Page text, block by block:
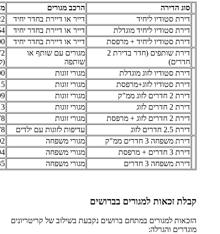
סוג הדירה הרכב מגורים
דירת סטודיו ליחיד
דייר או דיירת בחדר יחיד
₪
דירת סטודיו ליחיד מוגדלת
דייר או דיירת בחדר יחיד
₪
דירת סטודיו ליחיד + מרפסת
דייר או דיירת בחדר יחיד
₪
דירת שותפים (חדר בדירת 2
חדרים)
מגורים עם שותף או
שותפה
דירת סטודיו לזוג מוגדלת
מגורי זוגות
₪
דירת סטודיו לזוג+מרפסת
מגורי זוגות
₪
דירת 2 חדרים לזוג ממ"ק
מגורי זוגות
₪
דירת 2 חדרים לזוג
מגורי זוגות
₪
דירת 2 חדרים לזוג + מרפסת
מגורי זוגות
₪
דירת 2.5 חדרים לזוג
עדיפות לזוגות עם ילדים
₪
דירת משפחה 3 חדרים ממ"ק
מגורי משפחה
₪
דירת 3 חדרים + מרפסת
מגורי משפחה
₪
דירת משפחה 3 חדרים
מגורי משפחה ₪
קבלת זכאות למגורים בברושים
הזכאות למגורים במתחם ברושים נקבעת בשילוב של קריטריונים
מוגדרים והגרלה: